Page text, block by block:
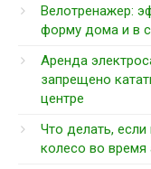
Велотренажер:
форму дома и в
Аренда
запрещено
центре
Что делать,
колесо во